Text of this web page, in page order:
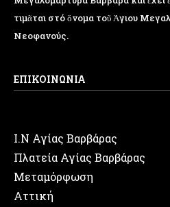
τιμᾶται στό ὄνομα τοῦ Ἁγιου
Νεοφανούς.
ΕΠΙΚΟΙΝΩΝΙΑ
Ι.Ν Αγίας Βαρβάρας
Πλατεία Αγίας Βαρβάρας
Μεταμόρφωση
Αττική